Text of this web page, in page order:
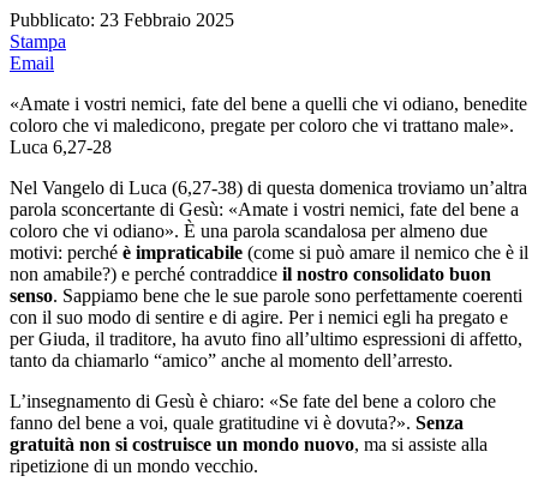
Pubblicato: 23 Febbraio 2025
Stampa
Email
«Amate i vostri nemici, fate del bene a quelli che vi odiano, benedite
coloro che vi maledicono, pregate per coloro che vi trattano male».
Luca 6,27-28
Nel Vangelo di Luca (6,27-38) di questa domenica troviamo un’altra
parola sconcertante di Gesù: «Amate i vostri nemici, fate del bene a
coloro che vi odiano». È una parola scandalosa per almeno due
motivi: perché è impraticabile (come si può amare il nemico che è il
non amabile?) e perché contraddice il nostro consolidato buon
senso. Sappiamo bene che le sue parole sono perfettamente coerenti
con il suo modo di sentire e di agire. Per i nemici egli ha pregato e
per Giuda, il traditore, ha avuto fino all’ultimo espressioni di affetto,
tanto da chiamarlo “amico” anche al momento dell’arresto.
L’insegnamento di Gesù è chiaro: «Se fate del bene a coloro che
fanno del bene a voi, quale gratitudine vi è dovuta?». Senza
gratuità non si costruisce un mondo nuovo, ma si assiste alla
ripetizione di un mondo vecchio.